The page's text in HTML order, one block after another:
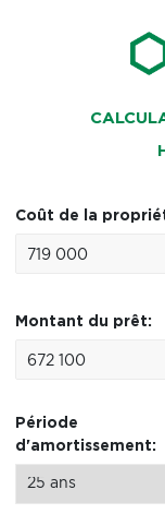
Coût de la
Montant du prêt:
Période
d'amortissement: